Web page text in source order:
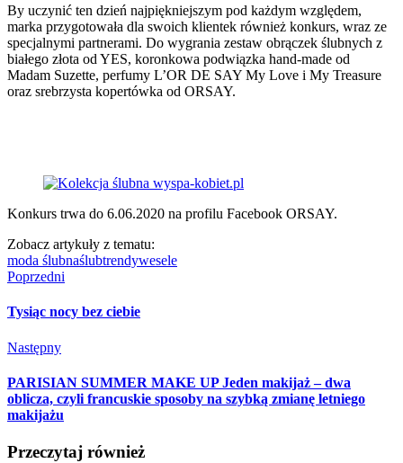
By uczynić ten dzień najpiękniejszym pod każdym względem,
marka przygotowała dla swoich klientek również konkurs, wraz ze
specjalnymi partnerami. Do wygrania zestaw obrączek ślubnych z
białego złota od YES, koronkowa podwiązka hand-made od
Madam Suzette, perfumy L’OR DE SAY My Love i My Treasure
oraz srebrzysta kopertówka od ORSAY.
Konkurs trwa do 6.06.2020 na profilu Facebook ORSAY.
Zobacz artykuły z tematu:
moda ślubnaślubtrendywesele
Poprzedni
Tysiąc nocy bez ciebie
Następny
PARISIAN SUMMER MAKE UP Jeden makijaż – dwa
oblicza, czyli francuskie sposoby na szybką zmianę letniego
makijażu
Przeczytaj również